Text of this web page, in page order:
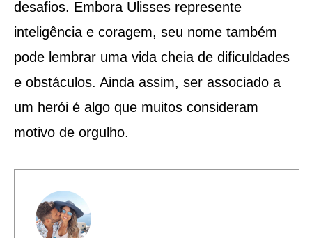
desafios. Embora Ulisses represente
inteligência e coragem, seu nome também
pode lembrar uma vida cheia de dificuldades
e obstáculos. Ainda assim, ser associado a
um herói é algo que muitos consideram
motivo de orgulho.